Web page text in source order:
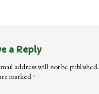
a Reply
address will not be published.
marked *